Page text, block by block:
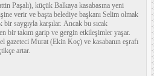
Paşalı), küçük Balkaya kasabasına yeni
verir ve başta belediye başkanı Selim olmak
saygıyla karşılar. Ancak bu sıcak
bir takım garip ve gergin etkileşimler yaşar.
gazeteci Murat (Ekin Koç) ve kasabanın eşrafı
artar.